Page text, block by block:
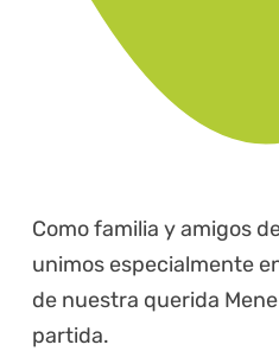
Como familia y amigos
unimos especialmente
de nuestra querida
partida.